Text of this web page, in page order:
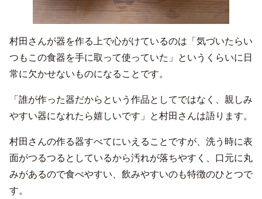
村田さんが器を作る上で心がけているのは「気づいたらい
つもこの食器を手に取って使っていた」というくらいに日
常に欠かせないものになることです。
「誰が作った器だからという作品としてではなく、親しみ
やすい器になれたら嬉しいです」と村田さんは語ります。
村田さんの作る器すべてにいえることですが、洗う時に表
面がつるつるとしているから汚れが落ちやすく、口元に丸
みがあるので食べやすい、飲みやすいのも特徴のひとつで
す。